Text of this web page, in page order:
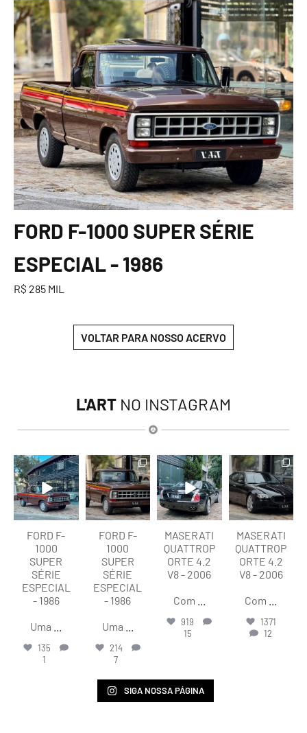
FORD F-1000 SUPER SÉRIE
ESPECIAL - 1986
R$ 285 MIL
VOLTAR PARA NOSSO ACERVO
L'ART NO INSTAGRAM
lart.br
Ago 7
FORD F-
1000
SUPER
SÉRIE
ESPECIAL
- 1986
Uma
135
1
lart.br
Ago 7
FORD F-
1000
SUPER
SÉRIE
ESPECIAL
- 1986
Uma
214
7
lart.br
Ago 6
MASERATI
QUATTROP
ORTE 4.2
V8 - 2006
Com
919
15
lart.br
Ago 6
MASERATI
QUATTROP
ORTE 4.2
V8 - 2006
Com
1371
12
SIGA NOSSA PÁGINA